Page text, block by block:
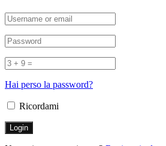
Hai perso la password?
Ricordami